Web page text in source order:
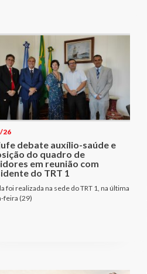
26
debate auxílio-saúde e
do quadro de
em reunião com
do TRT 1
foi realizada na sede do TRT 1, na última
feira (29)